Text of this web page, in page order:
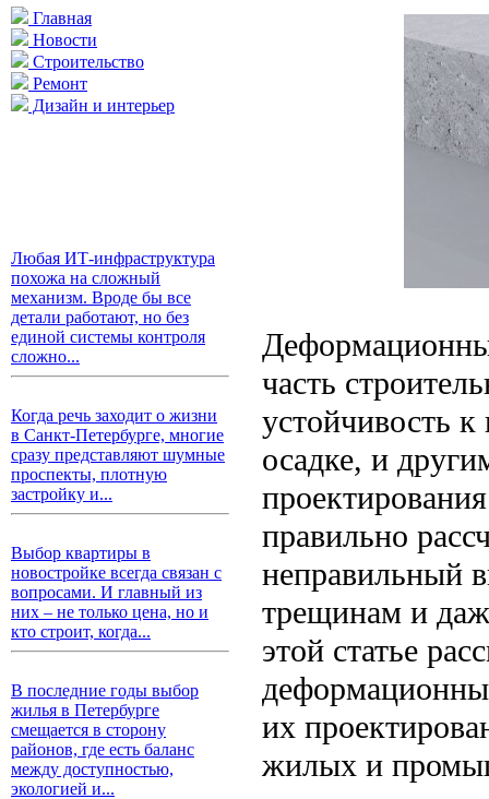
Главная
Новости
Строительство
Ремонт
Дизайн и интерьер
Любая ИТ-инфраструктура
похожа на сложный
механизм. Вроде бы все
детали работают, но без
единой системы контроля
сложно...
Когда речь заходит о жизни
в Санкт-Петербурге, многие
сразу представляют шумные
проспекты, плотную
застройку и...
Выбор квартиры в
новостройке всегда связан с
вопросами. И главный из
них – не только цена, но и
кто строит, когда...
В последние годы выбор
жилья в Петербурге
смещается в сторону
районов, где есть баланс
между доступностью,
экологией и...
часть
устойчивость
осадке, и
правильно
неправильный
трещинам и
этой статье
их
жилых и